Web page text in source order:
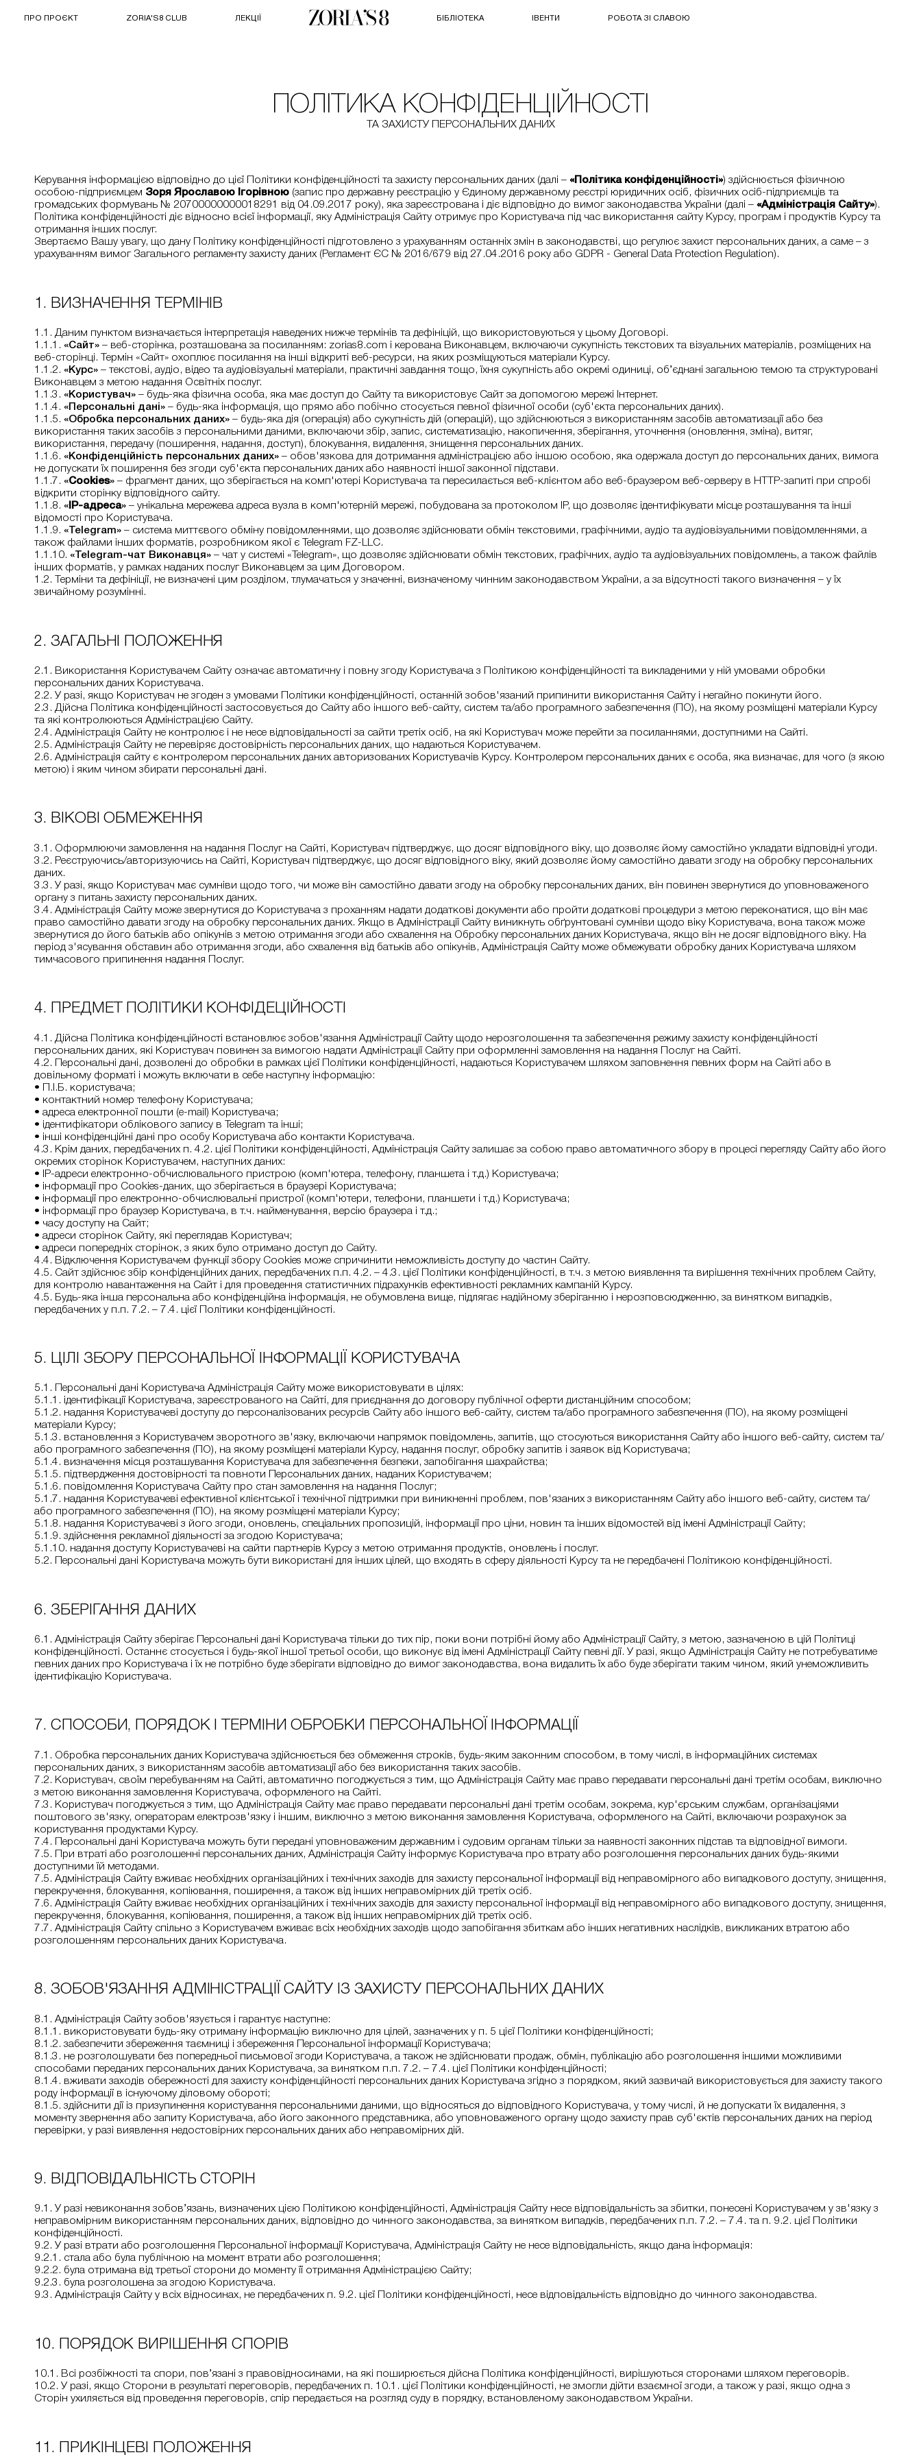
ПРО ПРОЄКТ ZORIA'S8 CLUB ЛЕКЦІЇ БІБЛІОТЕКА ІВЕНТИ РОБОТА ЗІ СЛАВОЮ
ПОЛІТИКА КОНФІДЕНЦІЙНОСТІ
ТА ЗАХИСТУ ПЕРСОНАЛЬНИХ ДАНИХ
Керування інформацією відповідно до цієї Політики конфіденційності та захисту персональних даних (далі – «Політика конфіденційності») здійснюється фізичною
особою-підприємцем Зоря Ярославою Ігорівною (запис про державну реєстрацію у Єдиному державному реєстрі юридичних осіб, фізичних осіб-підприємців та
громадських формувань № 20700000000018291 від 04.09.2017 року), яка зареєстрована і діє відповідно до вимог законодавства України (далі – «Адміністрація Сайту»).
Політика конфіденційності діє відносно всієї інформації, яку Адміністрація Сайту отримує про Користувача під час використання сайту Курсу, програм і продуктів Курсу та
отримання інших послуг.
Звертаємо Вашу увагу, що дану Політику конфіденційності підготовлено з урахуванням останніх змін в законодавстві, що регулює захист персональних даних, а саме – з
урахуванням вимог Загального регламенту захисту даних (Регламент ЄС № 2016/679 від 27.04.2016 року або GDPR - General Data Protection Regulation).
1. ВИЗНАЧЕННЯ ТЕРМІНІВ
1.1. Даним пунктом визначається інтерпретація наведених нижче термінів та дефініцій, що використовуються у цьому Договорі.
1.1.1. «Сайт» – веб-сторінка, розташована за посиланням: zorias8.com і керована Виконавцем, включаючи сукупність текстових та візуальних матеріалів, розміщених на
веб-сторінці. Термін «Сайт» охоплює посилання на інші відкриті веб-ресурси, на яких розміщуються матеріали Курсу.
1.1.2. «Курс» – текстові, аудіо, відео та аудіовізуальні матеріали, практичні завдання тощо, їхня сукупність або окремі одиниці, об’єднані загальною темою та структуровані
Виконавцем з метою надання Освітніх послуг.
1.1.3. «Користувач» – будь-яка фізична особа, яка має доступ до Сайту та використовує Сайт за допомогою мережі Інтернет.
1.1.4. «Персональні дані» – будь-яка інформація, що прямо або побічно стосується певної фізичної особи (суб'єкта персональних даних).
1.1.5. «Обробка персональних даних» – будь-яка дія (операція) або сукупність дій (операцій), що здійснюються з використанням засобів автоматизації або без
використання таких засобів з персональними даними, включаючи збір, запис, систематизацію, накопичення, зберігання, уточнення (оновлення, зміна), витяг,
використання, передачу (поширення, надання, доступ), блокування, видалення, знищення персональних даних.
1.1.6. «Конфіденційність персональних даних» – обов'язкова для дотримання адміністрацією або іншою особою, яка одержала доступ до персональних даних, вимога
не допускати їх поширення без згоди суб'єкта персональних даних або наявності іншої законної підстави.
1.1.7. «Сookies» – фрагмент даних, що зберігається на комп'ютері Користувача та пересилається веб-клієнтом або веб-браузером веб-серверу в HTTP-запиті при спробі
відкрити сторінку відповідного сайту.
1.1.8. « IP-адреса» – унікальна мережева адреса вузла в комп'ютерній мережі, побудована за протоколом IP, що дозволяє ідентифікувати місце розташування та інші
відомості про Користувача.
1.1.9. «Telegram» – система миттєвого обміну повідомленнями, що дозволяє здійснювати обмін текстовими, графічними, аудіо та аудіовізуальними повідомленнями, а
також файлами інших форматів, розробником якої є Telegram FZ-LLC.
1.1.10. «Telegram-чат Виконавця» – чат у системі «Telegram», що дозволяє здійснювати обмін текстових, графічних, аудіо та аудіовізуальних повідомлень, а також файлів
інших форматів, у рамках наданих послуг Виконавцем за цим Договором.
1.2. Терміни та дефініції, не визначені цим розділом, тлумачаться у значенні, визначеному чинним законодавством України, а за відсутності такого визначення – у їх
звичайному розумінні.
2. ЗАГАЛЬНІ ПОЛОЖЕННЯ
2.1. Використання Користувачем Сайту означає автоматичну і повну згоду Користувача з Політикою конфіденційності та викладеними у ній умовами обробки
персональних даних Користувача.
2.2. У разі, якщо Користувач не згоден з умовами Політики конфіденційності, останній зобов'язаний припинити використання Сайту і негайно покинути його.
2.3. Дійсна Політика конфіденційності застосовується до Сайту або іншого веб-сайту, систем та/або програмного забезпечення (ПО), на якому розміщені матеріали Курсу
та які контролюються Адміністрацією Сайту.
2.4. Адміністрація Сайту не контролює і не несе відповідальності за сайти третіх осіб, на які Користувач може перейти за посиланнями, доступними на Сайті.
2.5. Адміністрація Сайту не перевіряє достовірність персональних даних, що надаються Користувачем.
2.6. Адміністрація сайту є контролером персональних даних авторизованих Користувачів Курсу. Контролером персональних даних є особа, яка визначає, для чого (з якою
метою) і яким чином збирати персональні дані.
3. ВІКОВІ ОБМЕЖЕННЯ
3.1. Оформлюючи замовлення на надання Послуг на Сайті, Користувач підтверджує, що досяг відповідного віку, що дозволяє йому самостійно укладати відповідні угоди.
3.2. Реєструючись/авторизуючись на Сайті, Користувач підтверджує, що досяг відповідного віку, який дозволяє йому самостійно давати згоду на обробку персональних
даних.
3.3. У разі, якщо Користувач має сумніви щодо того, чи може він самостійно давати згоду на обробку персональних даних, він повинен звернутися до уповноваженого
органу з питань захисту персональних даних.
3.4. Адміністрація Сайту може звернутися до Користувача з проханням надати додаткові документи або пройти додаткові процедури з метою переконатися, що він має
право самостійно давати згоду на обробку персональних даних. Якщо в Адміністрації Сайту виникнуть обґрунтовані сумніви щодо віку Користувача, вона також може
звернутися до його батьків або опікунів з метою отримання згоди або схвалення на Обробку персональних даних Користувача, якщо він не досяг відповідного віку. На
період з'ясування обставин або отримання згоди, або схвалення від батьків або опікунів, Адміністрація Сайту може обмежувати обробку даних Користувача шляхом
тимчасового припинення надання Послуг.
4. ПРЕДМЕТ ПОЛІТИКИ КОНФІДЕЦІЙНОСТІ
4.1. Дійсна Політика конфіденційності встановлює зобов'язання Адміністрації Сайту щодо нерозголошення та забезпечення режиму захисту конфіденційності
персональних даних, які Користувач повинен за вимогою надати Адміністрації Сайту при оформленні замовлення на надання Послуг на Сайті.
4.2. Персональні дані, дозволені до обробки в рамках цієї Політики конфіденційності, надаються Користувачем шляхом заповнення певних форм на Сайті або в
довільному форматі і можуть включати в себе наступну інформацію:
• П.І.Б. користувача;
• контактний номер телефону Користувача;
• адреса електронної пошти (e-mail) Користувача;
• ідентифікатори облікового запису в Telegram та інші;
• інші конфіденційні дані про особу Користувача або контакти Користувача.
4.3. Крім даних, передбачених п. 4.2. цієї Політики конфіденційності, Адміністрація Сайту залишає за собою право автоматичного збору в процесі перегляду Сайту або його
окремих сторінок Користувачем, наступних даних:
• IP-адреси електронно-обчислювального пристрою (комп'ютера, телефону, планшета і т.д.) Користувача;
• інформації про Сookies-даних, що зберігається в браузері Користувача;
• інформації про електронно-обчислювальні пристрої (комп'ютери, телефони, планшети і т.д.) Користувача;
• інформації про браузер Користувача, в т.ч. найменування, версію браузера і т.д.;
• часу доступу на Сайт;
• адреси сторінок Сайту, які переглядав Користувач;
• адреси попередніх сторінок, з яких було отримано доступ до Сайту.
4.4. Відключення Користувачем функції збору Сookies може спричинити неможливість доступу до частин Сайту.
4.5. Сайт здійснює збір конфіденційних даних, передбачених п.п. 4.2. – 4.3. цієї Політики конфіденційності, в т.ч. з метою виявлення та вирішення технічних проблем Сайту,
для контролю навантаження на Сайт і для проведення статистичних підрахунків ефективності рекламних кампаній Курсу.
4.5. Будь-яка інша персональна або конфіденційна інформація, не обумовлена вище, підлягає надійному зберіганню і нерозповсюдженню, за винятком випадків,
передбачених у п.п. 7.2. – 7.4. цієї Політики конфіденційності.
5. ЦІЛІ ЗБОРУ ПЕРСОНАЛЬНОЇ ІНФОРМАЦІЇ КОРИСТУВАЧА
5.1. Персональні дані Користувача Адміністрація Сайту може використовувати в цілях:
5.1.1. ідентифікації Користувача, зареєстрованого на Сайті, для приєднання до договору публічної оферти дистанційним способом;
5.1.2. надання Користувачеві доступу до персоналізованих ресурсів Сайту або іншого веб-сайту, систем та/або програмного забезпечення (ПО), на якому розміщені
матеріали Курсу;
5.1.3. встановлення з Користувачем зворотного зв'язку, включаючи напрямок повідомлень, запитів, що стосуються використання Сайту або іншого веб-сайту, систем та/
або програмного забезпечення (ПО), на якому розміщені матеріали Курсу, надання послуг, обробку запитів і заявок від Користувача;
5.1.4. визначення місця розташування Користувача для забезпечення безпеки, запобігання шахрайства;
5.1.5. підтвердження достовірності та повноти Персональних даних, наданих Користувачем;
5.1.6. повідомлення Користувача Сайту про стан замовлення на надання Послуг;
5.1.7. надання Користувачеві ефективної клієнтської і технічної підтримки при виникненні проблем, пов'язаних з використанням Сайту або іншого веб-сайту, систем та/
або програмного забезпечення (ПО), на якому розміщені матеріали Курсу;
5.1.8. надання Користувачеві з його згоди, оновлень, спеціальних пропозицій, інформації про ціни, новин та інших відомостей від імені Адміністрації Сайту;
5.1.9. здійснення рекламної діяльності за згодою Користувача;
5.1.10. надання доступу Користувачеві на сайти партнерів Курсу з метою отримання продуктів, оновлень і послуг.
5.2. Персональні дані Користувача можуть бути використані для інших цілей, що входять в сферу діяльності Курсу та не передбачені Політикою конфіденційності.
6. ЗБЕРІГАННЯ ДАНИХ
6.1. Адміністрація Сайту зберігає Персональні дані Користувача тільки до тих пір, поки вони потрібні йому або Адміністрації Сайту, з метою, зазначеною в цій Політиці
конфіденційності. Останнє стосується і будь-якої іншої третьої особи, що виконує від імені Адміністрації Сайту певні дії. У разі, якщо Адміністрація Сайту не потребуватиме
певних даних про Користувача і їх не потрібно буде зберігати відповідно до вимог законодавства, вона видалить їх або буде зберігати таким чином, який унеможливить
ідентифікацію Користувача.
7. СПОСОБИ, ПОРЯДОК І ТЕРМІНИ ОБРОБКИ ПЕРСОНАЛЬНОЇ ІНФОРМАЦІЇ
7.1. Обробка персональних даних Користувача здійснюється без обмеження строків, будь-яким законним способом, в тому числі, в інформаційних системах
персональних даних, з використанням засобів автоматизації або без використання таких засобів.
7.2. Користувач, своїм перебуванням на Сайті, автоматично погоджується з тим, що Адміністрація Сайту має право передавати персональні дані третім особам, виключно
з метою виконання замовлення Користувача, оформленого на Сайті.
7.3. Користувач погоджується з тим, що Адміністрація Сайту має право передавати персональні дані третім особам, зокрема, кур'єрським службам, організаціями
поштового зв'язку, операторам електрозв'язку і іншим, виключно з метою виконання замовлення Користувача, оформленого на Сайті, включаючи розрахунок за
користування продуктами Курсу.
7.4. Персональні дані Користувача можуть бути передані уповноваженим державним і судовим органам тільки за наявності законних підстав та відповідної вимоги.
7.5. При втраті або розголошенні персональних даних, Адміністрація Сайту інформує Користувача про втрату або розголошення персональних даних будь-якими
доступними їй методами.
7.5. Адміністрація Сайту вживає необхідних організаційних і технічних заходів для захисту персональної інформації від неправомірного або випадкового доступу, знищення,
перекручення, блокування, копіювання, поширення, а також від інших неправомірних дій третіх осіб.
7.6. Адміністрація Сайту вживає необхідних організаційних і технічних заходів для захисту персональної інформації від неправомірного або випадкового доступу, знищення,
перекручення, блокування, копіювання, поширення, а також від інших неправомірних дій третіх осіб.
7.7. Адміністрація Сайту спільно з Користувачем вживає всіх необхідних заходів щодо запобігання збиткам або інших негативних наслідків, викликаних втратою або
розголошенням персональних даних Користувача.
8. ЗОБОВ'ЯЗАННЯ АДМІНІСТРАЦІЇ САЙТУ ІЗ ЗАХИСТУ ПЕРСОНАЛЬНИХ ДАНИХ
8.1. Адміністрація Сайту зобов'язується і гарантує наступне:
8.1.1. використовувати будь-яку отриману інформацію виключно для цілей, зазначених у п. 5 цієї Політики конфіденційності;
8.1.2. забезпечити збереження таємниці і збереження Персональної інформації Користувача;
8.1.3. не розголошувати без попередньої письмової згоди Користувача, а також не здійснювати продаж, обмін, публікацію або розголошення іншими можливими
способами переданих персональних даних Користувача, за винятком п.п. 7.2. – 7.4. цієї Політики конфіденційності;
8.1.4. вживати заходів обережності для захисту конфіденційності персональних даних Користувача згідно з порядком, який зазвичай використовується для захисту такого
роду інформації в існуючому діловому обороті;
8.1.5. здійснити дії із призупинення користування персональними даними, що відносяться до відповідного Користувача, у тому числі, й не допускати їх видалення, з
моменту звернення або запиту Користувача, або його законного представника, або уповноваженого органу щодо захисту прав суб'єктів персональних даних на період
перевірки, у разі виявлення недостовірних персональних даних або неправомірних дій.
9. ВІДПОВІДАЛЬНІСТЬ СТОРІН
9.1. У разі невиконання зобов’язань, визначених цією Політикою конфіденційності, Адміністрація Сайту несе відповідальність за збитки, понесені Користувачем у зв'язку з
неправомірним використанням персональних даних, відповідно до чинного законодавства, за винятком випадків, передбачених п.п. 7.2. – 7.4. та п. 9.2. цієї Політики
конфіденційності.
9.2. У разі втрати або розголошення Персональної інформації Користувача, Адміністрація Сайту не несе відповідальність, якщо дана інформація:
9.2.1. стала або була публічною на момент втрати або розголошення;
9.2.2. була отримана від третьої сторони до моменту її отримання Адміністрацією Сайту;
9.2.3. була розголошена за згодою Користувача.
9.3. Адміністрація Сайту у всіх відносинах, не передбачених п. 9.2. цієї Політики конфіденційності, несе відповідальність відповідно до чинного законодавства.
10. ПОРЯДОК ВИРІШЕННЯ СПОРІВ
10.1. Всі розбіжності та спори, пов’язані з правовідносинами, на які поширюється дійсна Політика конфіденційності, вирішуються сторонами шляхом переговорів.
10.2. У разі, якщо Сторони в результаті переговорів, передбачених п. 10.1. цієї Політики конфіденційності, не змогли дійти взаємної згоди, а також у разі, якщо одна з
Сторін ухиляється від проведення переговорів, спір передається на розгляд суду в порядку, встановленому законодавством України.
11. ПРИКІНЦЕВІ ПОЛОЖЕННЯ